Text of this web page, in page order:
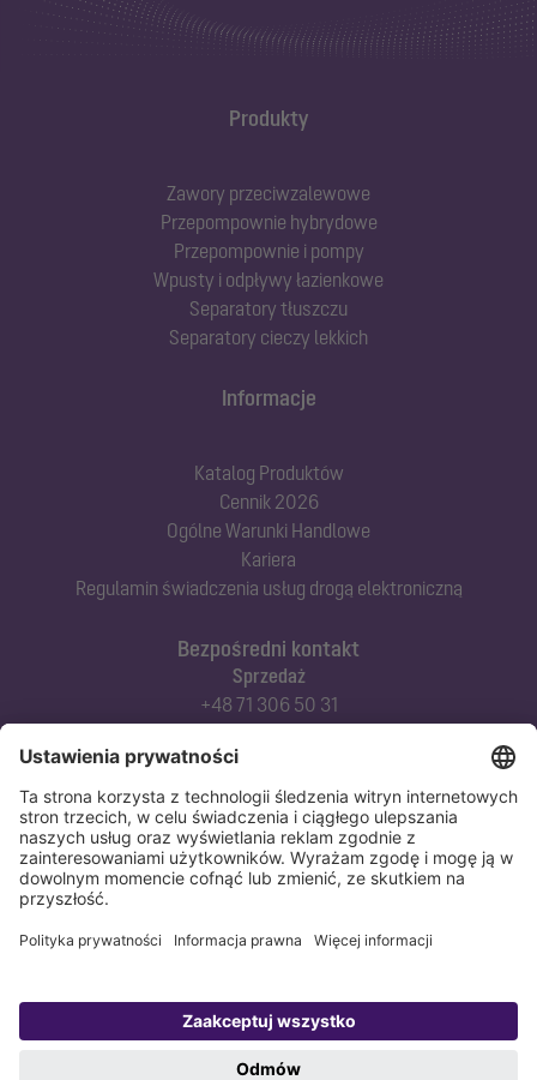
Produkty
Zawory przeciwzalewowe
Przepompownie hybrydowe
Przepompownie i pompy
Wpusty i odpływy łazienkowe
Separatory tłuszczu
Separatory cieczy lekkich
Bezpośredni kontakt
Sprzedaż
+48 71 306 50 31
Doradztwo techniczne
Serwis techniczny
+48 71 306 50 51
Informacje
Katalog Produktów
Cennik 2026
Ogólne Warunki Handlowe
Kariera
Regulamin świadczenia usług drogą elektroniczną
Copyright 1998-2026 KESSEL Sp. z o.o., ul. Innowacyjna 2, Biskupice Podgórne,
Polityka prywatności Stopka redakcyjna